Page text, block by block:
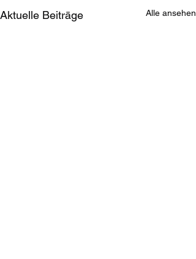
Aktuelle Beiträge Alle ansehen